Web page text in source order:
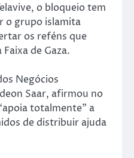
o bloqueio tem
o grupo islamita
os reféns que
de Gaza.
Negócios
Saar, afirmou no
totalmente” a
de distribuir ajuda